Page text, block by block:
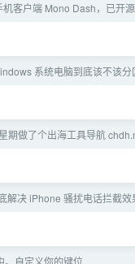
客户端 Mono Dash，已开
系统电脑到底该不该分
期做了个出海工具导航
解决 iPhone 骚扰电话拦截效
。自定义你的键位